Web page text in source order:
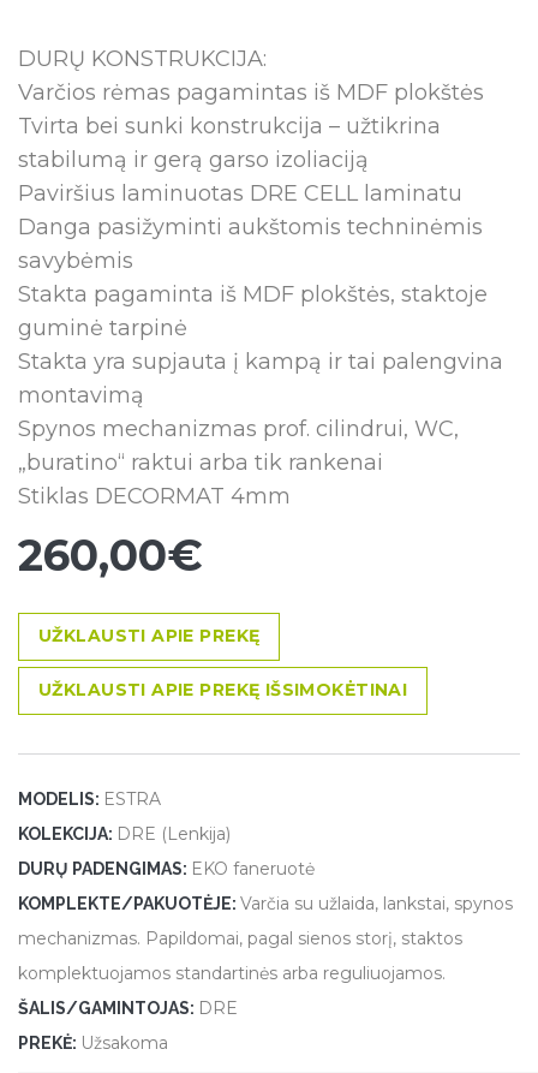
DURŲ KONSTRUKCIJA:
Varčios rėmas pagamintas iš MDF plokštės
Tvirta bei sunki konstrukcija – užtikrina
stabilumą ir gerą garso izoliaciją
Paviršius laminuotas DRE CELL laminatu
Danga pasižyminti aukštomis techninėmis
savybėmis
Stakta pagaminta iš MDF plokštės, staktoje
guminė tarpinė
Stakta yra supjauta į kampą ir tai palengvina
montavimą
Spynos mechanizmas prof. cilindrui, WC,
„buratino“ raktui arba tik rankenai
Stiklas DECORMAT 4mm
260,00€
UŽKLAUSTI APIE PREKĘ
UŽKLAUSTI APIE PREKĘ IŠSIMOKĖTINAI
MODELIS: ESTRA
KOLEKCIJA: DRE (Lenkija)
DURŲ PADENGIMAS: EKO faneruotė
KOMPLEKTE/PAKUOTĖJE: Varčia su užlaida, lankstai, spynos
mechanizmas. Papildomai, pagal sienos storį, staktos
komplektuojamos standartinės arba reguliuojamos.
ŠALIS/GAMINTOJAS: DRE
PREKĖ: Užsakoma